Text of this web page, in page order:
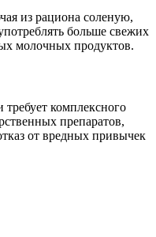
из рациона соленую,
больше свежих
молочных продуктов.
требует комплексного
препаратов,
от вредных привычек